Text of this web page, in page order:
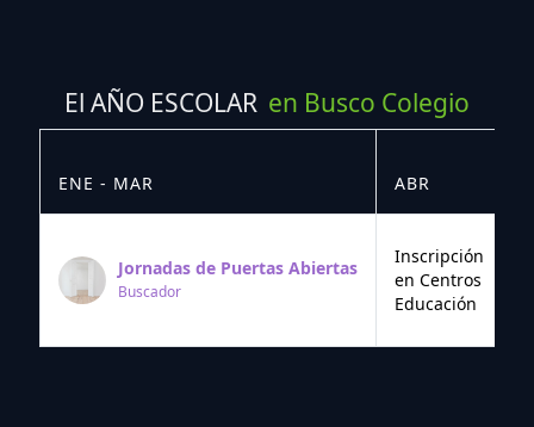
El AÑO ESCOLAR en Busco Colegio
ENE - MAR ABR
Jornadas de Puertas Abiertas
Buscador
Inscripción
en Centros
Educación